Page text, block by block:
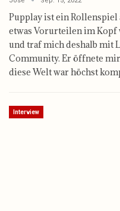
Pupplay ist ein
etwas Vorurteilen im
und traf mich deshalb mit
Community. Er öffnete
diese Welt war höchst
Interview